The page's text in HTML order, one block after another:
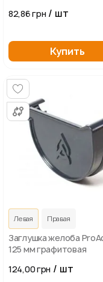
82,86 грн / шт
Купить
Левая Правая
Заглушка желоба
125 мм графитовая
124,00 грн / шт